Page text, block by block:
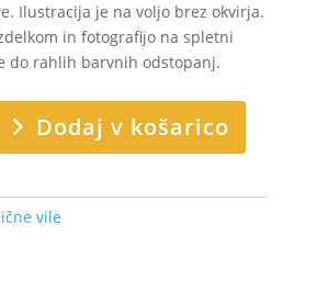
Ilustracija je na voljo brez okvirja.
in fotografijo na spletni
do rahlih barvnih odstopanj.
Dodaj v košarico
vile